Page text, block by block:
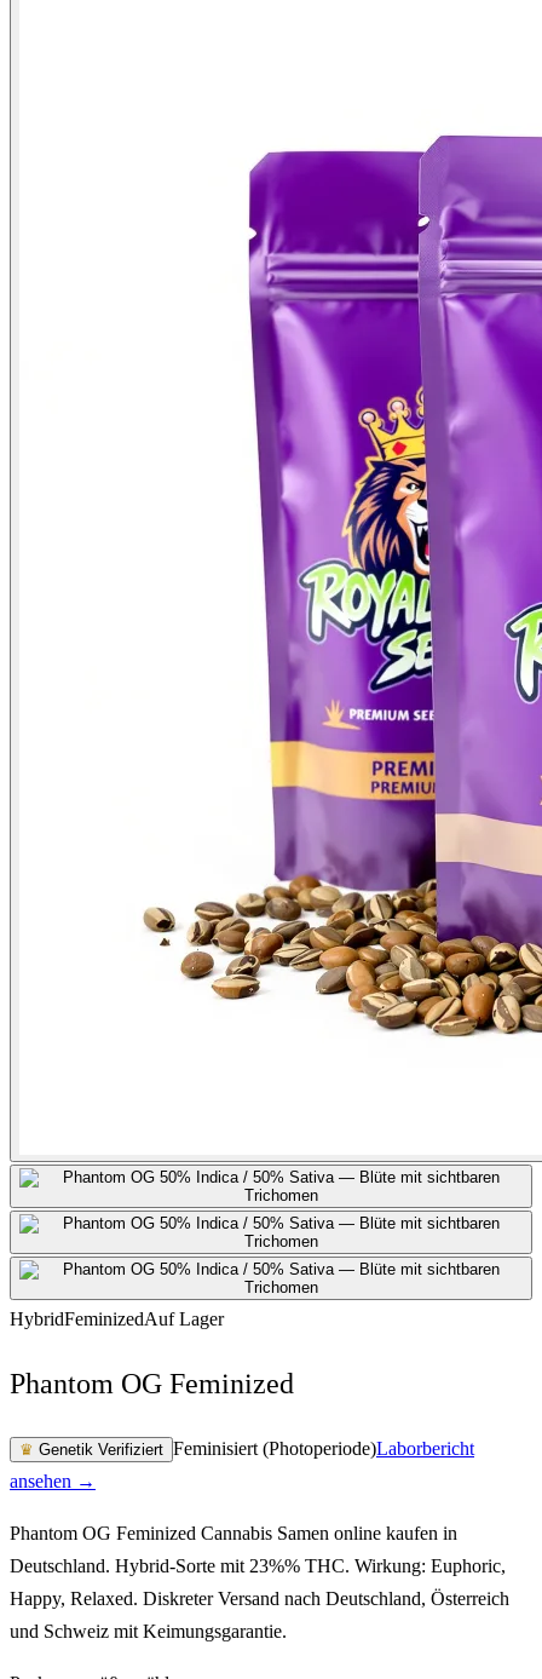
HybridFeminizedAuf Lager
Phantom OG Feminized
♛ Genetik Verifiziert Feminisiert (Photoperiode)Laborbericht
ansehen →
Phantom OG Feminized Cannabis Samen online kaufen in
Deutschland. Hybrid-Sorte mit 23%% THC. Wirkung: Euphoric,
Happy, Relaxed. Diskreter Versand nach Deutschland, Österreich
und Schweiz mit Keimungsgarantie.